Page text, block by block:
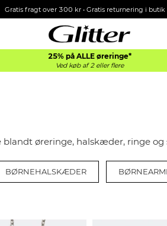
Gratis fragt over 300 kr • Gratis returnering i butik
25% på ALLE øreringe*
Ved køb af 2 eller flere
øreringe, halskæder, ringe og
BØRNEHALSKÆDER